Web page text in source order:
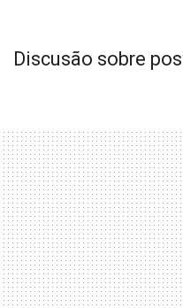
Discusão sobre